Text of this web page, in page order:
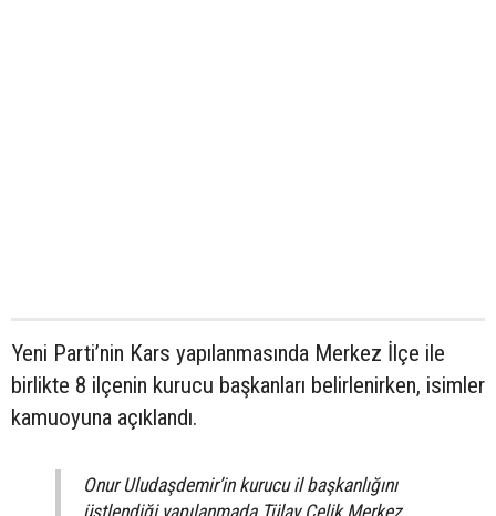
Yeni Parti’nin Kars yapılanmasında Merkez İlçe ile
birlikte 8 ilçenin kurucu başkanları belirlenirken, isimler
kamuoyuna açıklandı.
Onur Uludaşdemir’in kurucu il başkanlığını